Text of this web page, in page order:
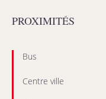
PROXIMITÉS
Bus
Centre ville